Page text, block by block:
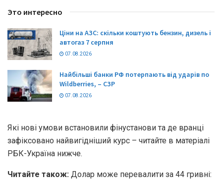
Это интересно
Ціни на АЗС: скільки коштують бензин, дизель і
автогаз 7 серпня
07.08.2026
Найбільші банки РФ потерпають від ударів по
Wildberries, – СЗР
07.08.2026
Які нові умови встановили фінустанови та де вранці
зафіксовано найвигідніший курс – читайте в матеріалі
РБК-Україна нижче.
Читайте також: Долар може перевалити за 44 гривні: